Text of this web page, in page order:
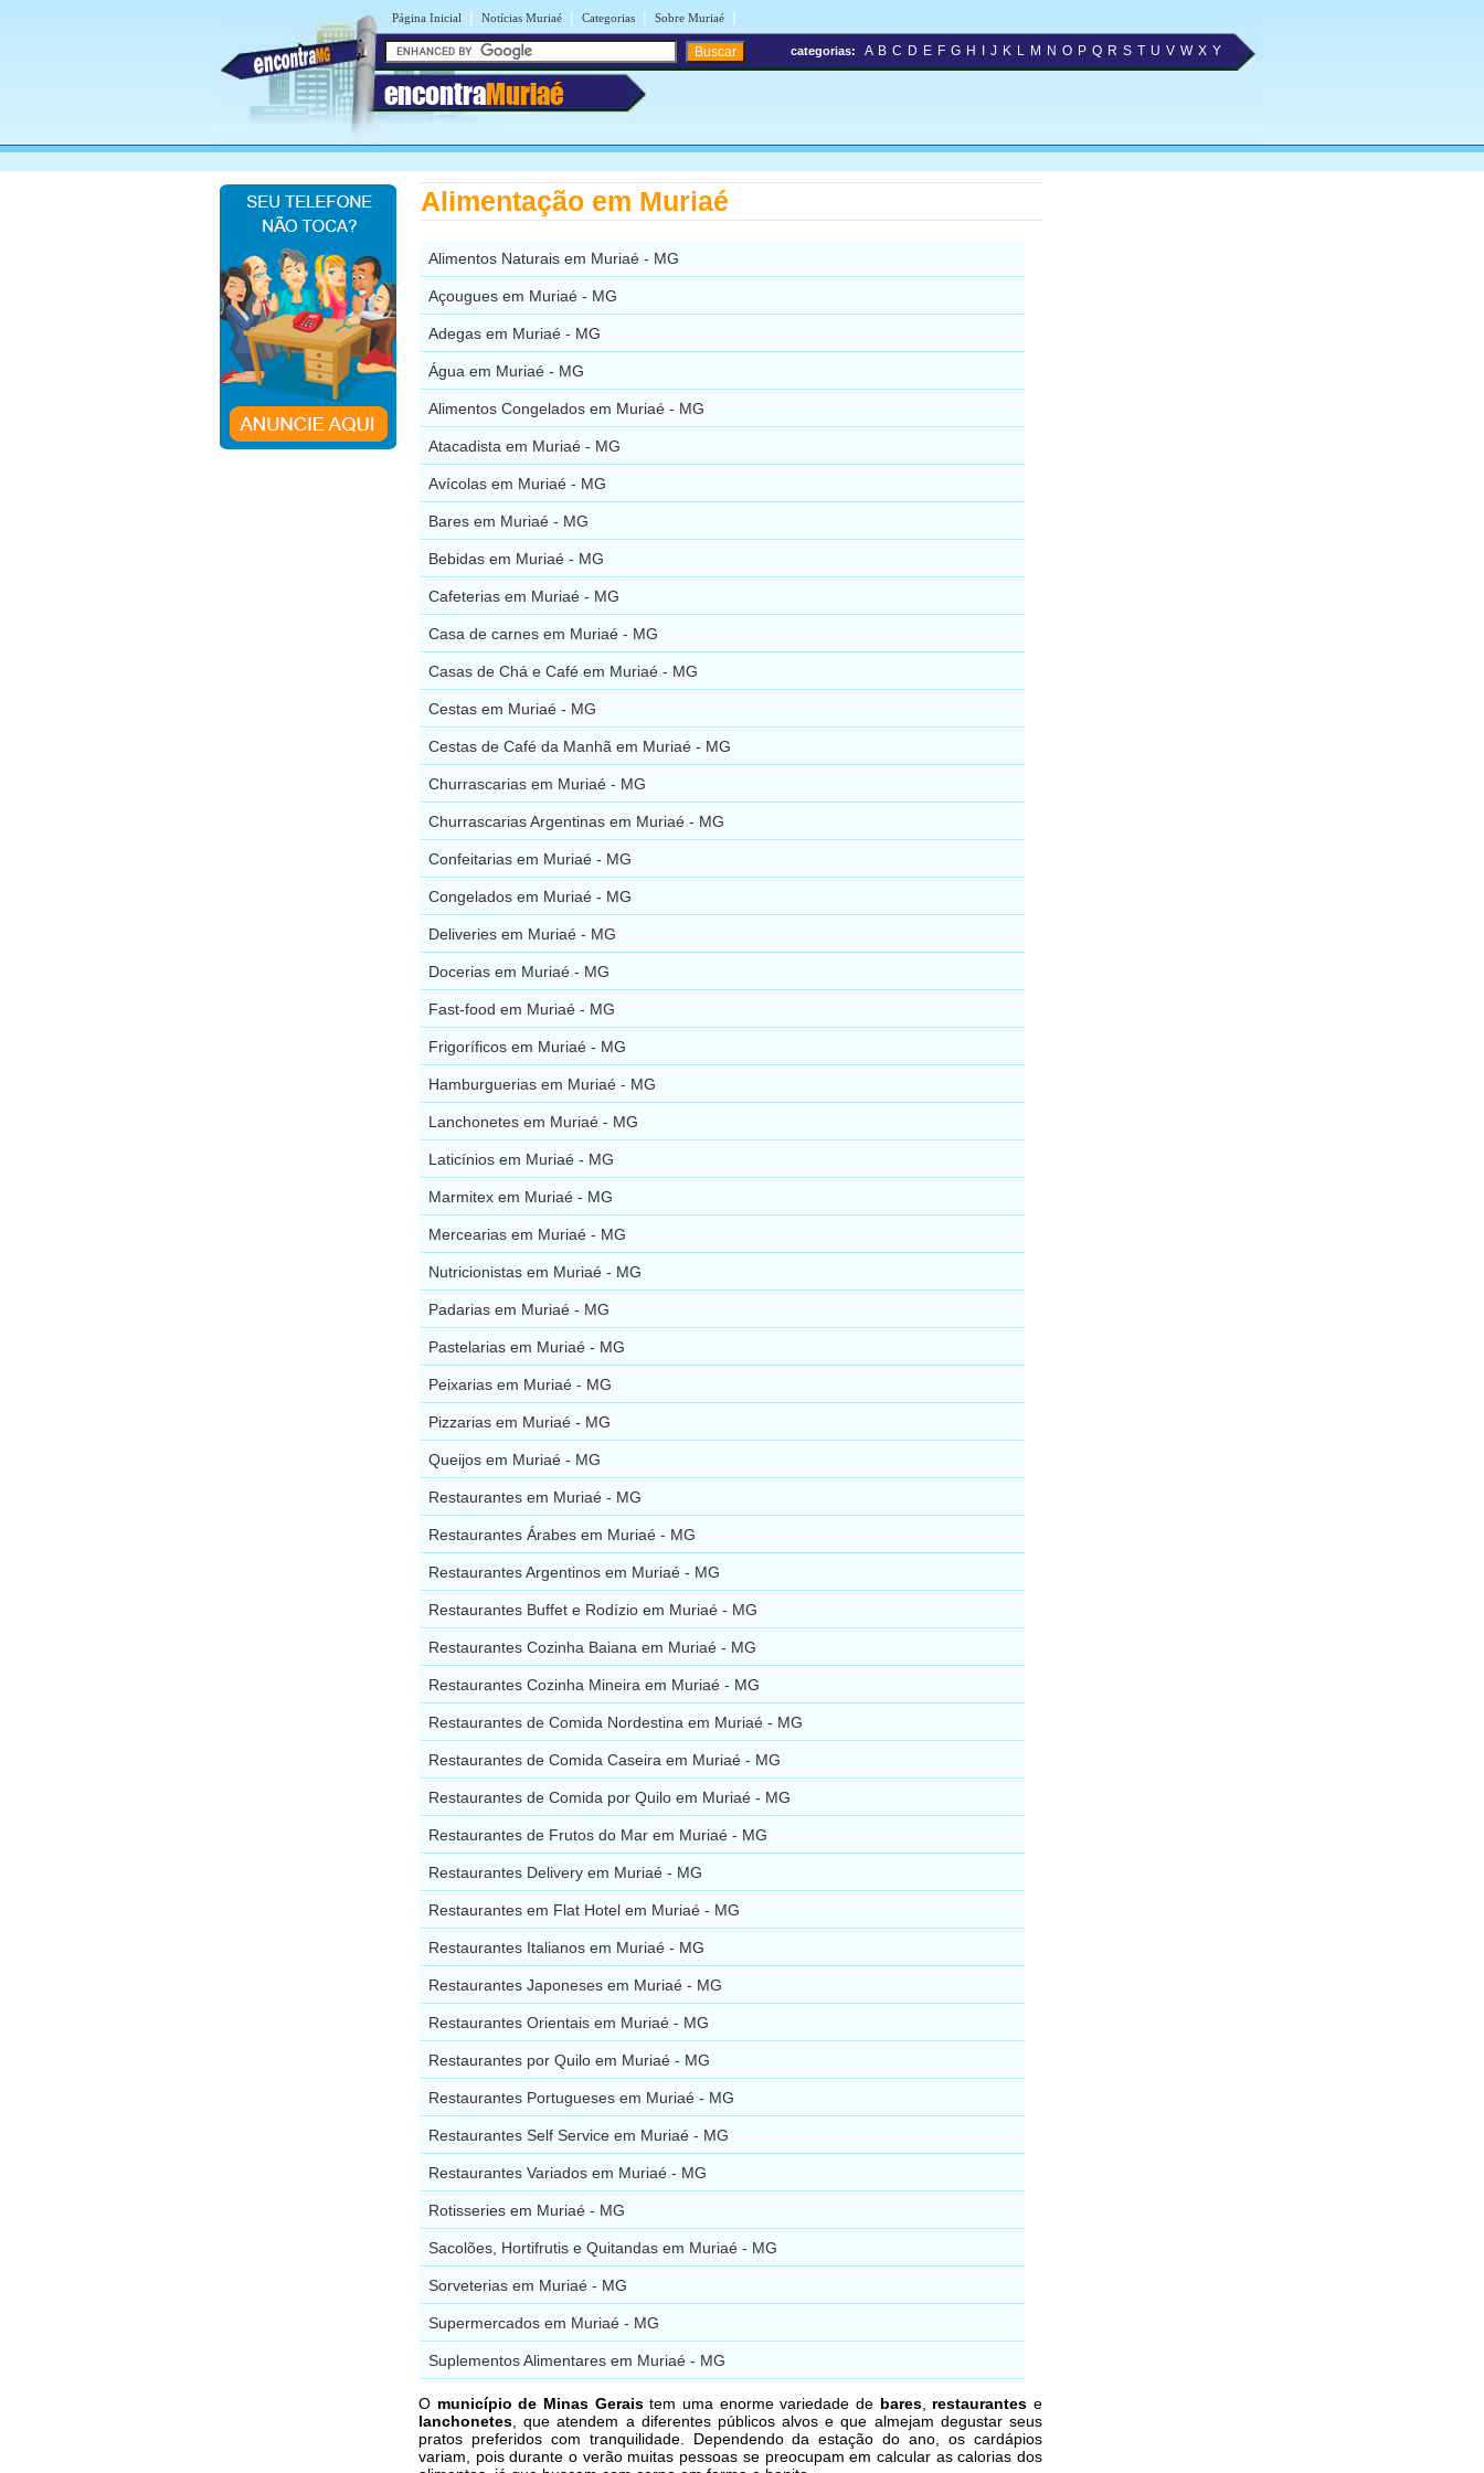
Página Inicial | Notícias Muriaé | Categorias | Sobre Muriaé |
encontraMuriaé
categorias: A B C D E F G H J K L M N O P Q R S T U V W X Y
Alimentação em Muriaé
Alimentos Naturais em Muriaé - MG
Açougues em Muriaé - MG
Adegas em Muriaé - MG
Água em Muriaé - MG
Alimentos Congelados em Muriaé - MG
Atacadista em Muriaé - MG
Avícolas em Muriaé - MG
Bares em Muriaé - MG
Bebidas em Muriaé - MG
Cafeterias em Muriaé - MG
Casa de carnes em Muriaé - MG
Casas de Chá e Café em Muriaé - MG
Cestas em Muriaé - MG
Cestas de Café da Manhã em Muriaé - MG
Churrascarias em Muriaé - MG
Churrascarias Argentinas em Muriaé - MG
Confeitarias em Muriaé - MG
Congelados em Muriaé - MG
Deliveries em Muriaé - MG
Docerias em Muriaé - MG
Fast-food em Muriaé - MG
Frigoríficos em Muriaé - MG
Hamburguerias em Muriaé - MG
Lanchonetes em Muriaé - MG
Laticínios em Muriaé - MG
Marmitex em Muriaé - MG
Mercearias em Muriaé - MG
Nutricionistas em Muriaé - MG
Padarias em Muriaé - MG
Pastelarias em Muriaé - MG
Peixarias em Muriaé - MG
Pizzarias em Muriaé - MG
Queijos em Muriaé - MG
Restaurantes em Muriaé - MG
Restaurantes Árabes em Muriaé - MG
Restaurantes Argentinos em Muriaé - MG
Restaurantes Buffet e Rodízio em Muriaé - MG
Restaurantes Cozinha Baiana em Muriaé - MG
Restaurantes Cozinha Mineira em Muriaé - MG
Restaurantes de Comida Nordestina em Muriaé - MG
Restaurantes de Comida Caseira em Muriaé - MG
Restaurantes de Comida por Quilo em Muriaé - MG
Restaurantes de Frutos do Mar em Muriaé - MG
Restaurantes Delivery em Muriaé - MG
Restaurantes em Flat Hotel em Muriaé - MG
Restaurantes Italianos em Muriaé - MG
Restaurantes Japoneses em Muriaé - MG
Restaurantes Orientais em Muriaé - MG
Restaurantes por Quilo em Muriaé - MG
Restaurantes Portugueses em Muriaé - MG
Restaurantes Self Service em Muriaé - MG
Restaurantes Variados em Muriaé - MG
Rotisseries em Muriaé - MG
Sacolões, Hortifrutis e Quitandas em Muriaé - MG
Sorveterias em Muriaé - MG
Supermercados em Muriaé - MG
Suplementos Alimentares em Muriaé - MG
O município de Minas Geraistem uma enorme variedade de bares, restaurantes e
lanchonetes , que atendem a diferentes públicos alvos e que almejam degustar seus
pratos preferidos com tranquilidade. Dependendo da estação do ano, os cardápios
variam, pois durante o verão muitas pessoas se preocupam em calcular as calorias dos